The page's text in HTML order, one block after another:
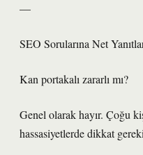
—
SEO Sorularına Net
Kan portakalı zararlı mı?
Genel olarak hayır. Çoğu
hassasiyetlerde dikkat